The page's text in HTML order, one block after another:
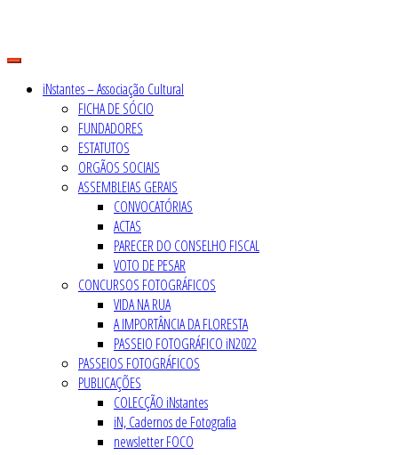
content
iNstantes – Associação Cultural
FICHA DE SÓCIO
FUNDADORES
ESTATUTOS
ORGÃOS SOCIAIS
ASSEMBLEIAS GERAIS
CONVOCATÓRIAS
ACTAS
PARECER DO CONSELHO FISCAL
VOTO DE PESAR
CONCURSOS FOTOGRÁFICOS
VIDA NA RUA
A IMPORTÂNCIA DA FLORESTA
PASSEIO FOTOGRÁFICO iN2022
PASSEIOS FOTOGRÁFICOS
PUBLICAÇÕES
COLECÇÃO iNstantes
iN, Cadernos de Fotografia
newsletter FOCO